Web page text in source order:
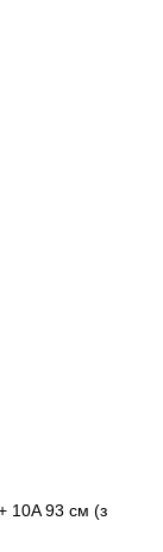
10A 93 см (з